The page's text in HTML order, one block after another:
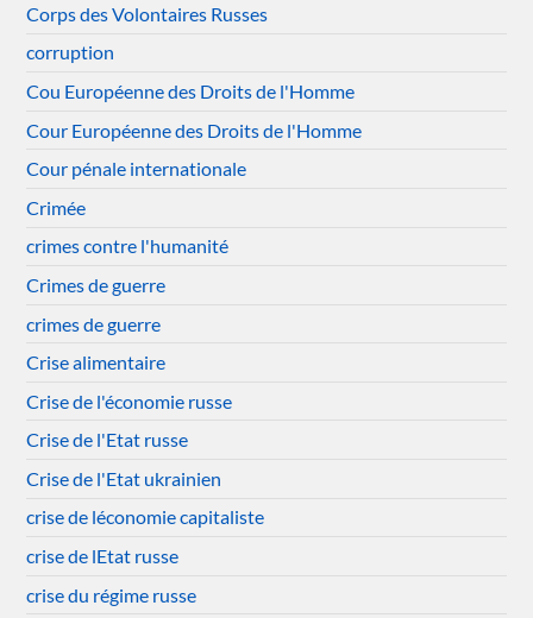
Corps des Volontaires Russes
corruption
Cou Européenne des Droits de l'Homme
Cour Européenne des Droits de l'Homme
Cour pénale internationale
Crimée
crimes contre l'humanité
Crimes de guerre
crimes de guerre
Crise alimentaire
Crise de l'économie russe
Crise de l'Etat russe
Crise de l'Etat ukrainien
crise de léconomie capitaliste
crise de lEtat russe
crise du régime russe